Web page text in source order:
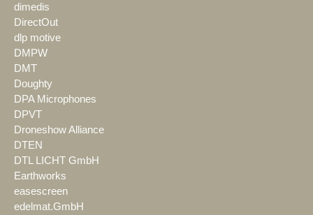
dimedis
DirectOut
dlp motive
DMPW
DMT
Doughty
DPA Microphones
DPVT
Droneshow Alliance
DTEN
DTL LICHT GmbH
Earthworks
easescreen
edelmat.GmbH